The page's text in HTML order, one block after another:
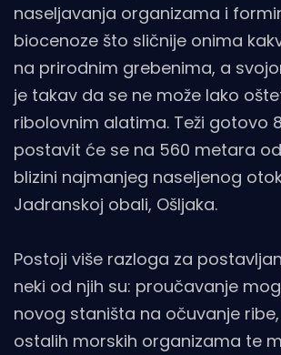
naseljavanja organizama i
biocenoze što sličnije onima
na prirodnim grebenima, a
je takav da se ne može lako
ribolovnim alatima. Teži gotovo
postavit će se na 560 metara
blizini najmanjeg naseljenog
Jadranskoj obali, Ošljaka.
Postoji više razloga za
neki od njih su: proučavanje
novog staništa na očuvanje ribe,
ostalih morskih organizama te